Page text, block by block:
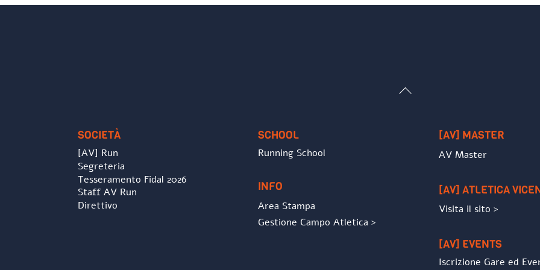
Back
SOCIETÀ
[AV] Run
Segreteria
Tesseramento Fidal 2026
Staff AV Run
Direttivo
SCHOOL
Running School
INFO
Area Stampa
Gestione Campo Atletica >
[AV] MASTER
AV Master
[AV] ATLETICA
Visita il sito >
[AV] EVENTS
Iscrizione Gare ed